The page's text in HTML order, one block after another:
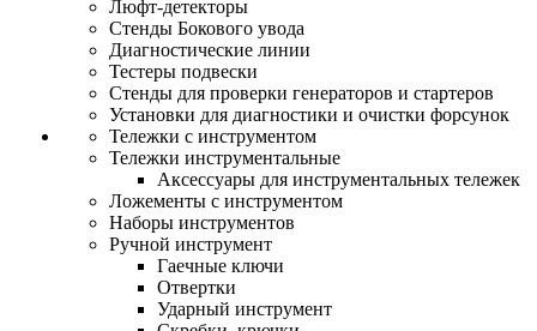
Люфт-детекторы
Стенды Бокового увода
Диагностические линии
Тестеры подвески
Стенды для проверки генераторов и стартеров
Установки для диагностики и очистки форсунок
Тележки с инструментом
Тележки инструментальные
Аксессуары для инструментальных тележек
Ложементы с инструментом
Наборы инструментов
Ручной инструмент
Гаечные ключи
Отвертки
Ударный инструмент